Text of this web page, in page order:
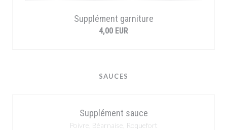
Supplément garniture
4,00 EUR
SAUCES
Supplément sauce
Poivre, Béarnaise, Roquefort